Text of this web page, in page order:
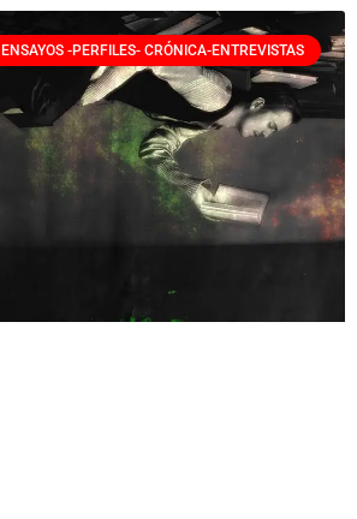
ENSAYOS -PERFILES- CRÓNICA-ENTREVISTAS